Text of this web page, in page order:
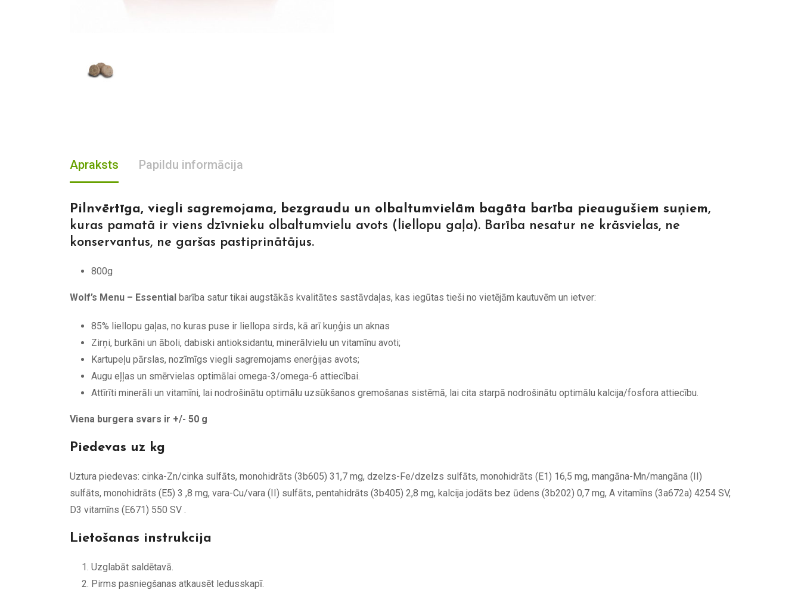
Apraksts Papildu informācija
Pilnvērtīga, viegli sagremojama, bezgraudu un olbaltumvielām bagāta barība pieaugušiem suņiem,
kuras pamatā ir viens dzīvnieku olbaltumvielu avots (liellopu gaļa). Barība nesatur ne krāsvielas, ne
konservantus, ne garšas pastiprinātājus.
800g
Wolf’s Menu – Essential barība satur tikai augstākās kvalitātes sastāvdaļas, kas iegūtas tieši no vietējām kautuvēm un ietver:
85% liellopu gaļas, no kuras puse ir liellopa sirds, kā arī kuņģis un aknas
Zirņi, burkāni un āboli, dabiski antioksidantu, minerālvielu un vitamīnu avoti;
Kartupeļu pārslas, nozīmīgs viegli sagremojams enerģijas avots;
Augu eļļas un smērvielas optimālai omega-3/omega-6 attiecībai.
Attīrīti minerāli un vitamīni, lai nodrošinātu optimālu uzsūkšanos gremošanas sistēmā, lai cita starpā nodrošinātu optimālu kalcija/fosfora attiecību.
Viena burgera svars ir +/- 50 g
Piedevas uz kg
Uztura piedevas: cinka-Zn/cinka sulfāts, monohidrāts (3b605) 31,7 mg, dzelzs-Fe/dzelzs sulfāts, monohidrāts (E1) 16,5 mg, mangāna-Mn/mangāna (II)
sulfāts, monohidrāts (E5) 3 ,8 mg, vara-Cu/vara (II) sulfāts, pentahidrāts (3b405) 2,8 mg, kalcija jodāts bez ūdens (3b202) 0,7 mg, A vitamīns (3a672a) 4254 SV,
D3 vitamīns (E671) 550 SV .
Lietošanas instrukcija
Uzglabāt saldētavā.
Pirms pasniegšanas atkausēt ledusskapī.